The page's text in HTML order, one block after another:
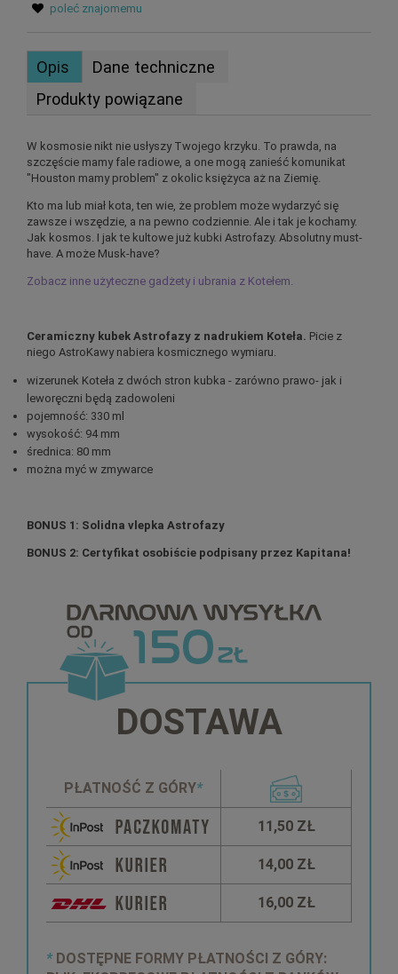
poleć znajomemu
DOSTAWA
PŁATNOŚĆ Z GÓRY*
11,50 ZŁ
14,00 ZŁ
16,00 ZŁ
* DOSTĘPNE FORMY PŁATNOŚCI Z GÓRY:
Opis
Dane techniczne
Produkty powiązane
W kosmosie nikt nie usłyszy Twojego krzyku. To prawda, na
szczęście mamy fale radiowe, a one mogą zanieść komunikat
"Houston mamy problem" z okolic księżyca aż na Ziemię.
Kto ma lub miał kota, ten wie, że problem może wydarzyć się
zawsze i wszędzie, a na pewno codziennie. Ale i tak je kochamy.
Jak kosmos. I jak te kultowe już kubki Astrofazy. Absolutny must-
have. A może Musk-have?
Zobacz inne użyteczne gadżety i ubrania z Kotełem.
Ceramiczny kubek Astrofazy z nadrukiem Koteła. Picie z
niego AstroKawy nabiera kosmicznego wymiaru.
wizerunek Koteła z dwóch stron kubka - zarówno prawo- jak i
leworęczni będą zadowoleni
pojemność: 330 ml
wysokość: 94 mm
średnica: 80 mm
można myć w zmywarce
BONUS 1: Solidna vlepka Astrofazy
BONUS 2: Certyfikat osobiście podpisany przez Kapitana!